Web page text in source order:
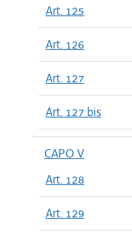
Art. 125
Art. 126
Art. 127
Art. 127 bis
CAPO V
Art. 128
Art. 129